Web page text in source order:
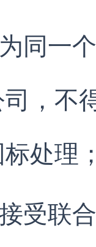
同一
，不
处理
受联